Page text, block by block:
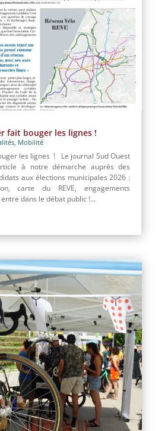
fait bouger les lignes !
, Mobilité
les lignes ! Le journal Sud Ouest
à notre démarche auprès des
aux élections municipales 2026 :
carte du REVE, engagements
dans le débat public !...